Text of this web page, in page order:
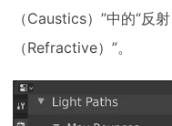
（Caustics）”中的“反
（Refractive）”。